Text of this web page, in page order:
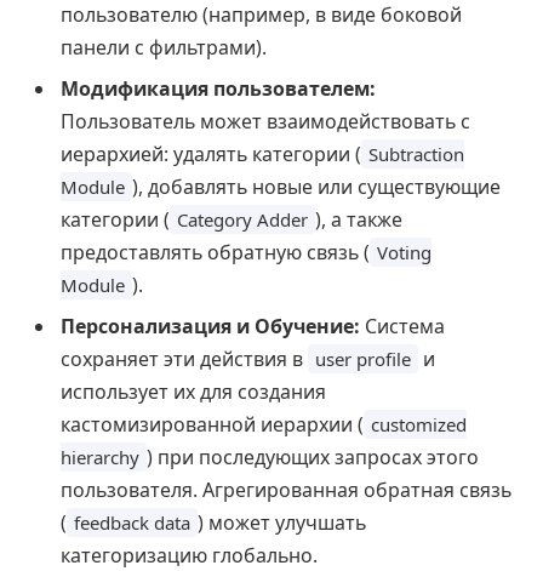
пользователю (например, в виде боковой
панели с фильтрами).
Модификация пользователем:
Пользователь может взаимодействовать с
иерархией: удалять категории ( Subtraction
Module ), добавлять новые или существующие
категории ( Category Adder ), а также
предоставлять обратную связь ( Voting
Module ).
Персонализация и Обучение: Система
сохраняет эти действия в user profile и
использует их для создания
кастомизированной иерархии ( customized
hierarchy ) при последующих запросах этого
пользователя. Агрегированная обратная связь
( feedback data ) может улучшать
категоризацию глобально.